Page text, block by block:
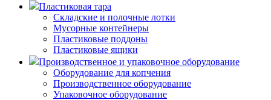
Пластиковая тара
Складские и полочные лотки
Мусорные контейнеры
Пластиковые поддоны
Пластиковые ящики
Производственное и упаковочное оборудование
Оборудование для копчения
Производственное оборудование
Упаковочное оборудование